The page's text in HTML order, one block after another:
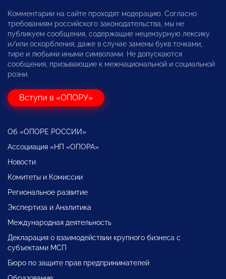
Комментарии на сайте проходят модерацию. Согласно
требованиям российского законодательства, мы не
публикуем сообщения, содержащие нецензурную лексику
и/или оскорбления, даже в случае замены букв точками,
тире и любыми иными символами. Не допускаются
сообщения, призывающие к межнациональной и социальной
розни.
Вступи в «ОПОРУ»
Об «ОПОРЕ РОССИИ»
Ассоциация «НП «ОПОРА»
Новости
Комитеты и Комиссии
Региональное развитие
Экспертиза и Аналитика
Международная деятельность
Декларация о взаимодействии крупного бизнеса с
субъектами МСП
Бюро по защите прав предпринимателей